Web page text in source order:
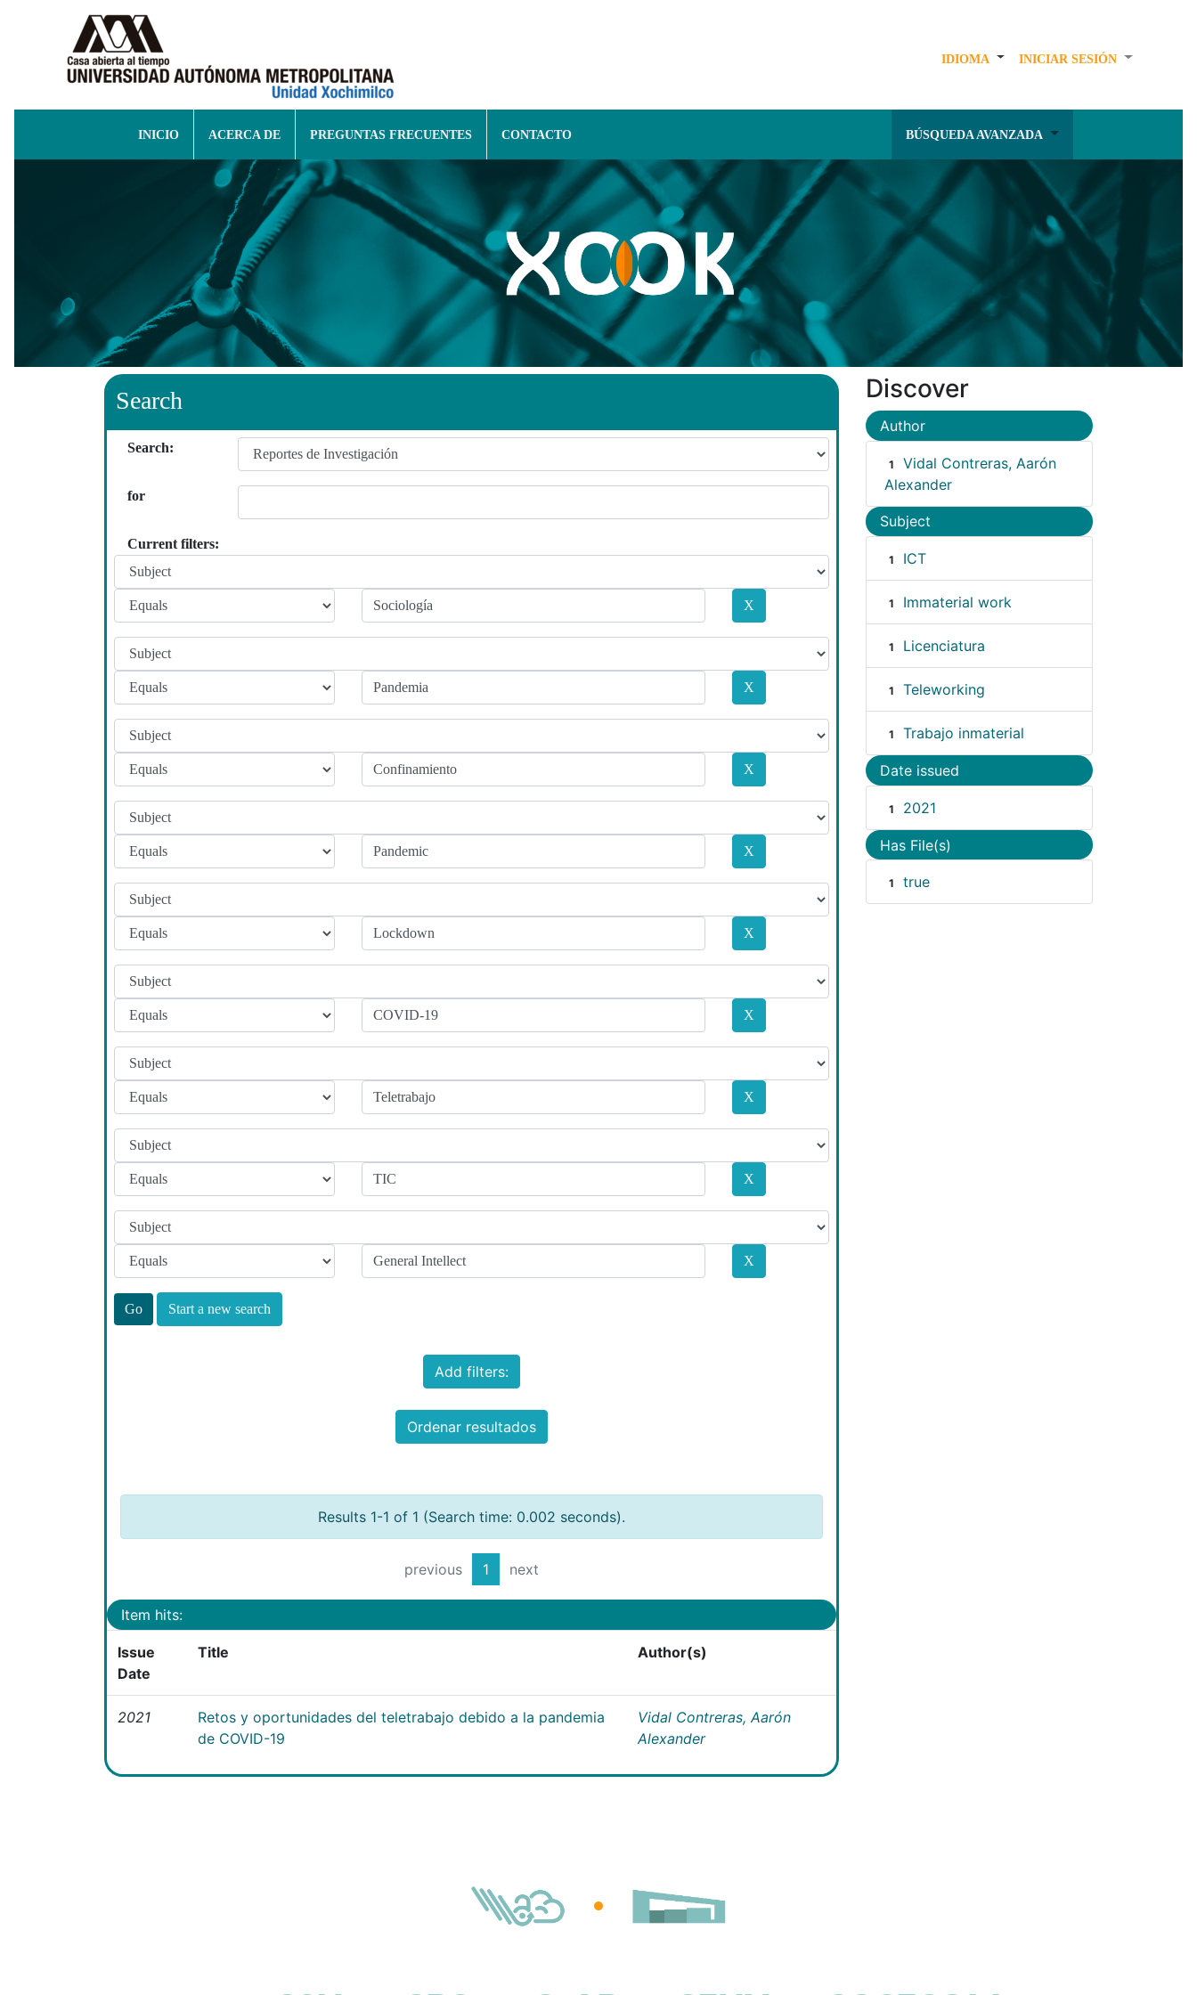
IDIOMA INICIAR SESIÓN
INICIO ACERCA DE PREGUNTAS FRECUENTES CONTACTO BÚSQUEDA AVANZADA
Search
Search:
for
Current filters:
Start a new search
Add filters:
Ordenar resultados
Results 1-1 of 1 (Search time: 0.002 seconds).
previous 1 next
Item hits:
Issue
Date
Title Author(s)
2021
Retos y oportunidades del teletrabajo debido a la pandemia
de COVID-19
Vidal Contreras, Aarón
Alexander
Discover
Author
1
Vidal Contreras, Aarón
Alexander
Subject
1 ICT
1 Immaterial work
1 Licenciatura
1 Teleworking
1 Trabajo inmaterial
Date issued
1 2021
Has File(s)
1 true